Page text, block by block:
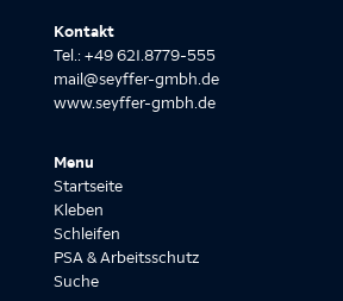
Kontakt
Tel.: +49 621.8779-555
mail@seyffer-gmbh.de
www.seyffer-gmbh.de
Menu
Startseite
Kleben
Schleifen
PSA & Arbeitsschutz
Suche